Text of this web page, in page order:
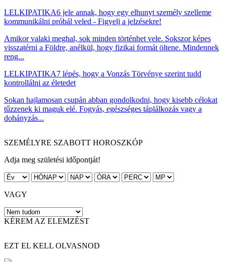
LELKIPATIKA6 jele annak, hogy egy elhunyt személy szelleme
kommunikálni próbál veled - Figyelj a jelzésekre!
Amikor valaki meghal, sok minden történhet vele. Sokszor képes
visszatérni a Földre, anélkül, hogy fizikai formát öltene. Mindennek
reng...
LELKIPATIKA7 lépés, hogy a Vonzás Törvénye szerint tudd
kontrollálni az életedet
Sokan hajlamosan csupán abban gondolkodni, hogy kisebb célokat
tűzzenek ki maguk elé. Fogyás, egészséges táplálkozás vagy a
dohányzás...
SZEMÉLYRE SZABOTT HOROSZKÓP
Adja meg születési időpontját!
VAGY
KÉREM AZ ELEMZÉST
EZT EL KELL OLVASNOD